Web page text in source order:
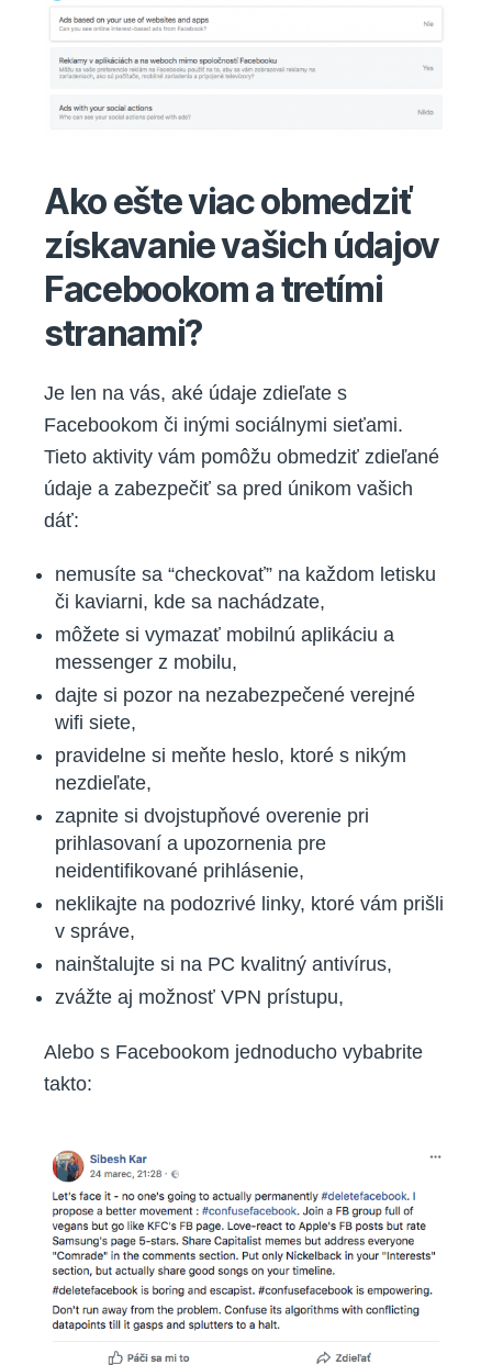
Ako ešte viac obmedziť
získavanie vašich údajov
Facebookom a tretími
stranami?
Je len na vás, aké údaje zdieľate s
Facebookom či inými sociálnymi sieťami.
Tieto aktivity vám pomôžu obmedziť zdieľané
údaje a zabezpečiť sa pred únikom vašich
dáť:
nemusíte sa “checkovať” na každom letisku
či kaviarni, kde sa nachádzate,
môžete si vymazať mobilnú aplikáciu a
messenger z mobilu,
dajte si pozor na nezabezpečené verejné
wifi siete,
pravidelne si meňte heslo, ktoré s nikým
nezdieľate,
zapnite si dvojstupňové overenie pri
prihlasovaní a upozornenia pre
neidentifikované prihlásenie,
neklikajte na podozrivé linky, ktoré vám prišli
v správe,
nainštalujte si na PC kvalitný antivírus,
zvážte aj možnosť VPN prístupu,
Alebo s Facebookom jednoducho vybabrite
takto: